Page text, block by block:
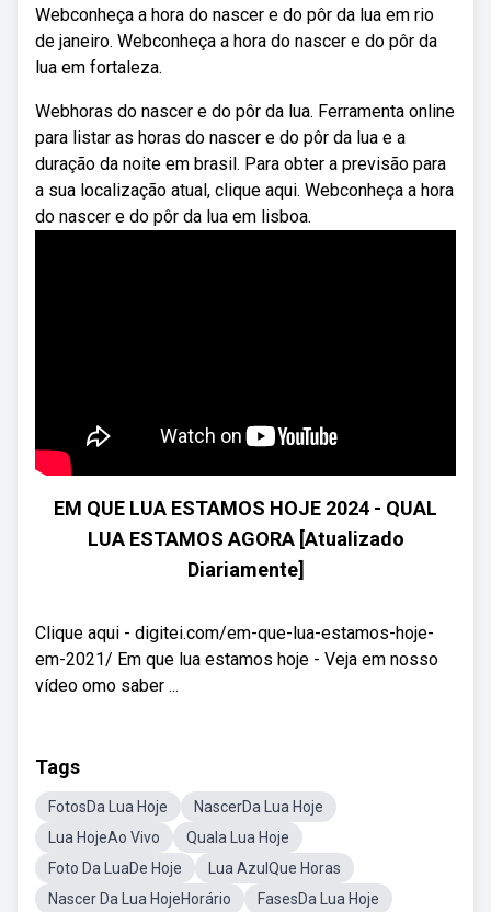
Webconheça a hora do nascer e do pôr da lua em rio
de janeiro. Webconheça a hora do nascer e do pôr da
lua em fortaleza.
Webhoras do nascer e do pôr da lua. Ferramenta online
para listar as horas do nascer e do pôr da lua e a
duração da noite em brasil. Para obter a previsão para
a sua localização atual, clique aqui. Webconheça a hora
do nascer e do pôr da lua em lisboa.
EM QUE LUA ESTAMOS HOJE 2024 - QUAL
LUA ESTAMOS AGORA [Atualizado
Diariamente]
Clique aqui - digitei.com/em-que-lua-estamos-hoje-
em-2021/ Em que lua estamos hoje - Veja em nosso
vídeo omo saber ...
Tags
FotosDa Lua Hoje
NascerDa Lua Hoje
Lua HojeAo Vivo
Quala Lua Hoje
Foto Da LuaDe Hoje
Lua AzulQue Horas
Nascer Da Lua HojeHorário
FasesDa Lua Hoje